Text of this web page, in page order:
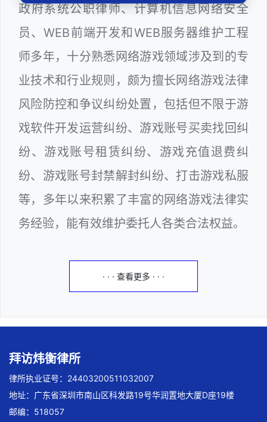
政府系统公职律师、计算机信息网络安全
员、WEB前端开发和WEB服务器维护工程
师多年，十分熟悉网络游戏领域涉及到的专
业技术和行业规则，颇为擅长网络游戏法律
风险防控和争议纠纷处置，包括但不限于游
戏软件开发运营纠纷、游戏账号买卖找回纠
纷、游戏账号租赁纠纷、游戏充值退费纠
纷、游戏账号封禁解封纠纷、打击游戏私服
等，多年以来积累了丰富的网络游戏法律实
务经验，能有效维护委托人各类合法权益。
· · · 查看更多 · · ·
拜访炜衡律所
律所执业证号：24403200511032007
地址：广东省深圳市南山区科发路19号华润置地大厦D座19楼
邮编：518057